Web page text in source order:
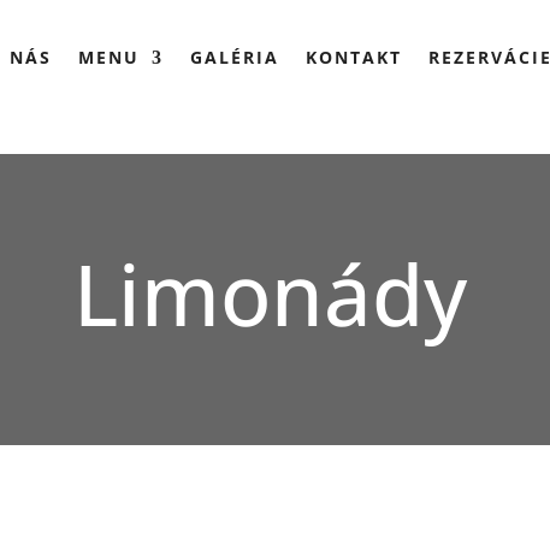
NÁS MENU GALÉRIA KONTAKT REZERVÁCIE
Limonády